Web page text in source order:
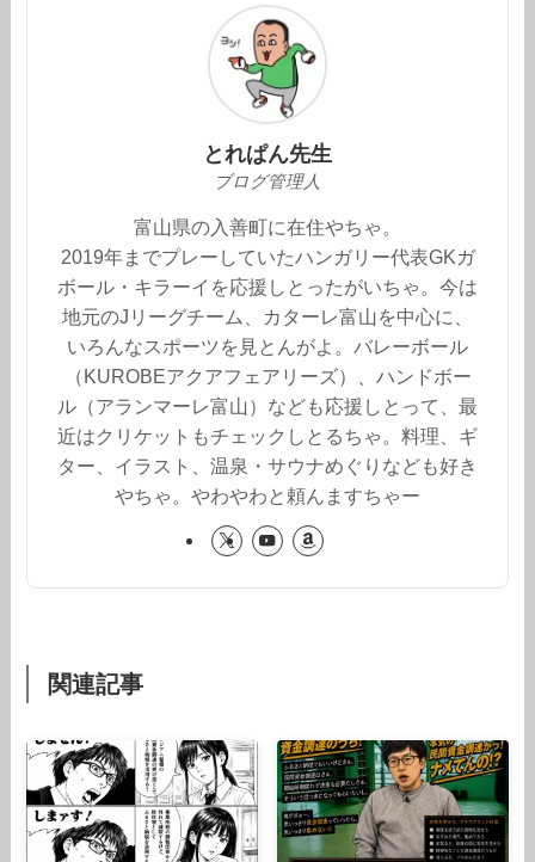
とれぱん先生
ブログ管理人
富山県の入善町に在住やちゃ。
2019年までプレーしていたハンガリー代表GKガ
ボール・キラーイを応援しとったがいちゃ。今は
地元のJリーグチーム、カターレ富山を中心に、
いろんなスポーツを見とんがよ。バレーボール
（KUROBEアクアフェアリーズ）、ハンドボー
ル（アランマーレ富山）なども応援しとって、最
近はクリケットもチェックしとるちゃ。料理、ギ
ター、イラスト、温泉・サウナめぐりなども好き
やちゃ。やわやわと頼んますちゃー
関連記事